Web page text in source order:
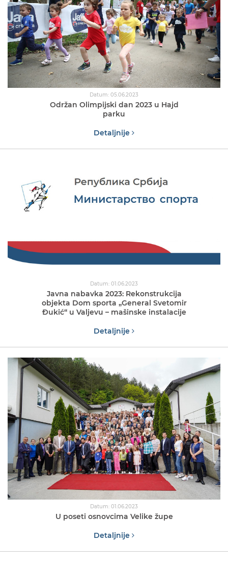
Datum: 05.06.2023
Održan Olimpijski dan 2023 u Hajd
parku
Detaljnije
Datum: 01.06.2023
Javna nabavka 2023: Rekonstrukcija
objekta Dom sporta „General Svetomir
Đukić“ u Valjevu – mašinske instalacije
Detaljnije
Datum: 01.06.2023
U poseti osnovcima Velike župe
Detaljnije